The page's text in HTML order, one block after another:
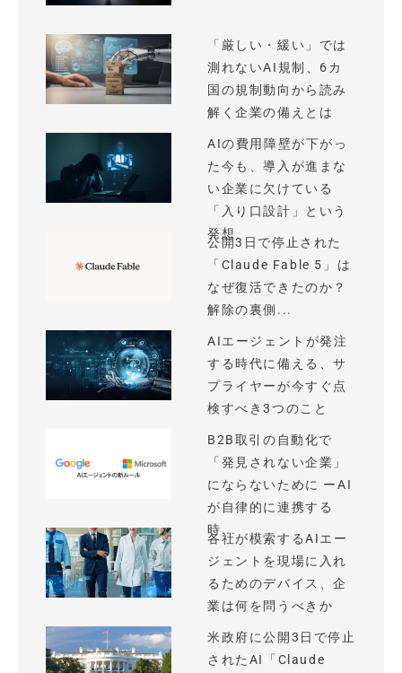
「厳しい・緩い」では
測れないAI規制、6カ
国の規制動向から読み
解く企業の備えとは
AIの費用障壁が下がっ
た今も、導入が進まな
い企業に欠けている
「入り口設計」という
発想
公開3日で停止された
「Claude Fable 5」は
なぜ復活できたのか？
解除の裏側...
AIエージェントが発注
する時代に備える、サ
プライヤーが今すぐ点
検すべき3つのこと
B2B取引の自動化で
「発見されない企業」
にならないために ーAI
が自律的に連携する
時...
各社が模索するAIエー
ジェントを現場に入れ
るためのデバイス、企
業は何を問うべきか
米政府に公開3日で停止
されたAI「Claude